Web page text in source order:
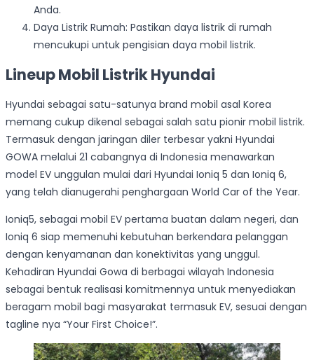
Anda.
Daya Listrik Rumah: Pastikan daya listrik di rumah
mencukupi untuk pengisian daya mobil listrik.
Lineup Mobil Listrik Hyundai
Hyundai sebagai satu-satunya brand mobil asal Korea
memang cukup dikenal sebagai salah satu pionir mobil listrik.
Termasuk dengan jaringan diler terbesar yakni Hyundai
GOWA melalui 21 cabangnya di Indonesia menawarkan
model EV unggulan mulai dari Hyundai Ioniq 5 dan Ioniq 6,
yang telah dianugerahi penghargaan World Car of the Year.
Ioniq5, sebagai mobil EV pertama buatan dalam negeri, dan
Ioniq 6 siap memenuhi kebutuhan berkendara pelanggan
dengan kenyamanan dan konektivitas yang unggul.
Kehadiran Hyundai Gowa di berbagai wilayah Indonesia
sebagai bentuk realisasi komitmennya untuk menyediakan
beragam mobil bagi masyarakat termasuk EV, sesuai dengan
tagline nya “Your First Choice!”.